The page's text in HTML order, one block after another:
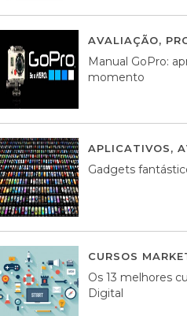
AVALIAÇÃO,
Manual GoPro:
momento
APLICATIVOS,
Gadgets
CURSOS
Os 13 melhores
Digital